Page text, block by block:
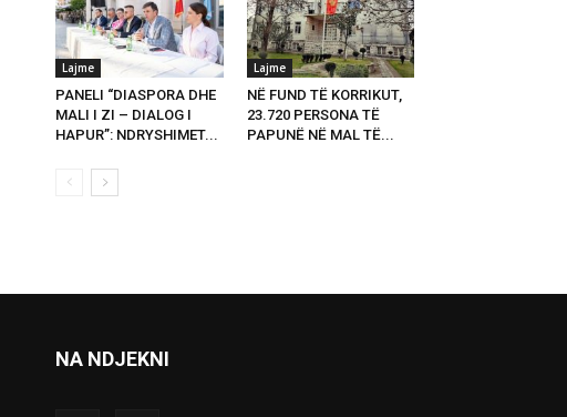
Lajme
PANELI “DIASPORA DHE
MALI I ZI – DIALOG I
HAPUR”: NDRYSHIMET...
Lajme
NË FUND TË KORRIKUT,
23.720 PERSONA TË
PAPUNË NË MAL TË...
NA NDJEKNI